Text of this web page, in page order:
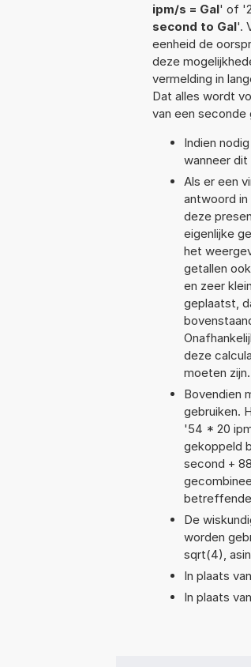
ipm/s = Gal' of
second to Gal'.
eenheid de
deze
vermelding in
Dat alles wordt
van een seconde
Indien
wanneer dit
Als er een
antwoord
deze
eigenlijke
het
getallen
en zeer
geplaatst,
deze
moeten zijn.
Bovendien
gebruiken.
'54 * 20
gekoppeld
second +
De
worden
sqrt(4),
In plaats
In plaats